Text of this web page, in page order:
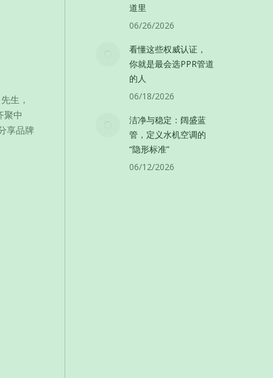
生，
聚中
享品牌
道里
06/26/2026
看懂这些权威认证，
你就是最会选PPR管道
的人
06/18/2026
洁净与稳定：阔盛蓝
管，定义水机空调的
“隐形标准”
06/12/2026